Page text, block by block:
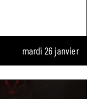
mardi 26 janvier